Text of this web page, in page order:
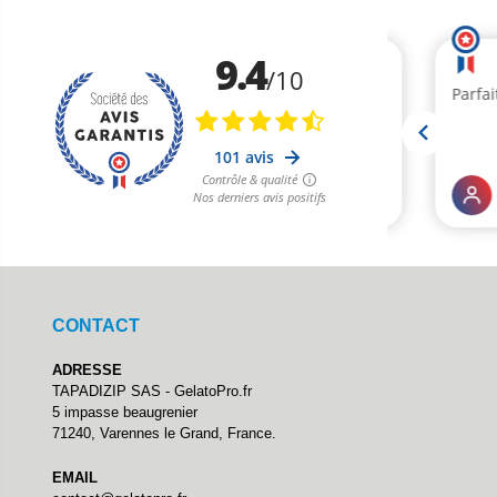
CONTACT
ADRESSE
TAPADIZIP SAS - GelatoPro.fr
5 impasse beaugrenier
71240, Varennes le Grand, France.
EMAIL